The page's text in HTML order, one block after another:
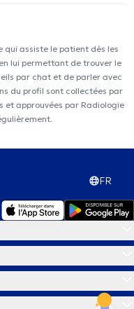
assiste le patient dès les
lui permettant de trouver le
par chat et de parler avec
du profil sont collectées par
et approuvées par Radiologie
FR